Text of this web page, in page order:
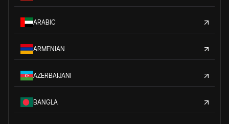
ARABIC
ARMENIAN
AZERBAIJANI
BANGLA